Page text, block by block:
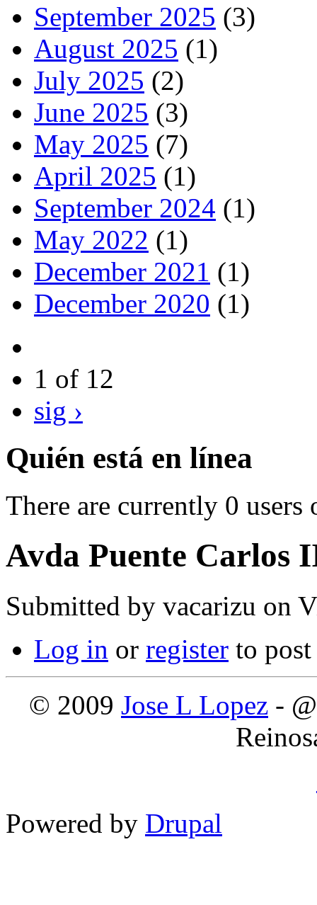
September 2025 (3)
August 2025 (1)
July 2025 (2)
June 2025 (3)
May 2025 (7)
April 2025 (1)
September 2024 (1)
May 2022 (1)
December 2021 (1)
December 2020 (1)
1 of 12
sig ›
Quién está en línea
There are currently 0 users
Avda Puente Carlos
Submitted by vacarizu on
Log in or register to
© 2009 Jose L Lopez -
Powered by Drupal